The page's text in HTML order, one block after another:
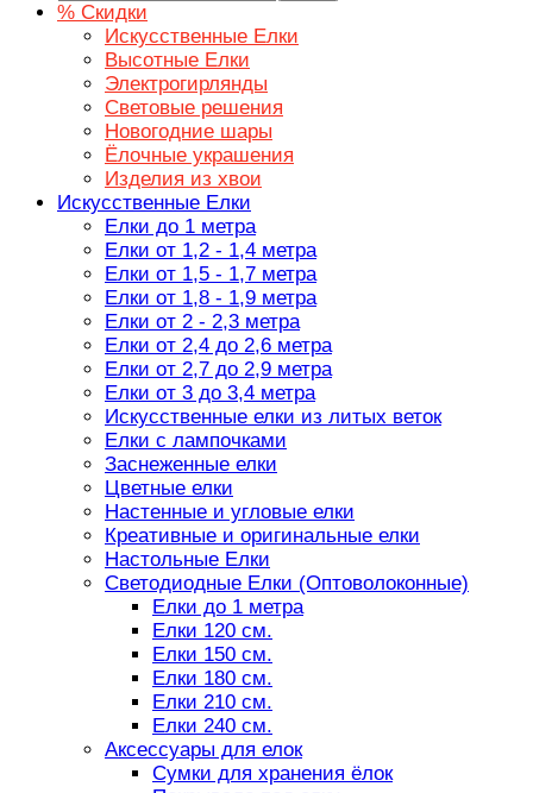
% Скидки
Искусственные Елки
Высотные Елки
Электрогирлянды
Световые решения
Новогодние шары
Ёлочные украшения
Изделия из хвои
Искусственные Елки
Елки до 1 метра
Елки от 1,2 - 1,4 метра
Елки от 1,5 - 1,7 метра
Елки от 1,8 - 1,9 метра
Елки от 2 - 2,3 метра
Елки от 2,4 до 2,6 метра
Елки от 2,7 до 2,9 метра
Елки от 3 до 3,4 метра
Искусственные елки из литых веток
Елки с лампочками
Заснеженные елки
Цветные елки
Настенные и угловые елки
Креативные и оригинальные елки
Настольные Елки
Светодиодные Елки (Оптоволоконные)
Елки до 1 метра
Елки 120 см.
Елки 150 см.
Елки 180 см.
Елки 210 см.
Елки 240 см.
Аксессуары для елок
Сумки для хранения ёлок